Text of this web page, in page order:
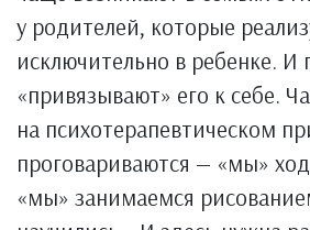
у родителей, которые
исключительно в ребенке. И
«привязывают» его к себе.
на психотерапевтическом
проговариваются — «мы»
«мы» занимаемся